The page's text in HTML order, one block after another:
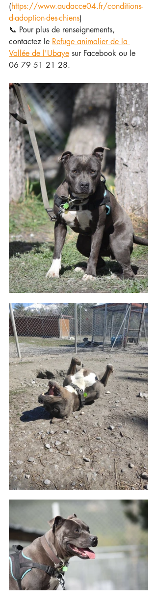
(https://www.audacce04.fr/conditions-
d-adoption-des-chiens)
📞 Pour plus de renseignements,
contactez le Refuge animalier de la
Vallée de l'Ubaye sur Facebook ou le
06 79 51 21 28.